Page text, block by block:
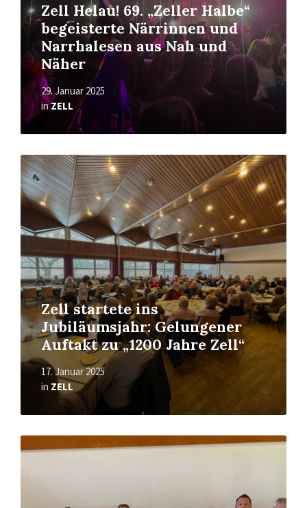
Zell Helau! 69. „Zeller Halbe“
begeisterte Närrinnen und
Narrhalesen aus Nah und
Näher
29. Januar 2025
inZELL
Zell startete ins
Jubiläumsjahr: Gelungener
Auftakt zu „1200 Jahre Zell“
17. Januar 2025
in ZELL
Read
More
Read
More